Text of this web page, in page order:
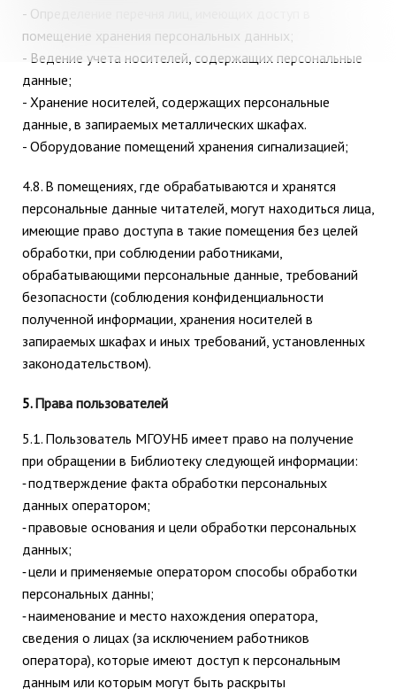
- Определение перечня лиц, имеющих доступ в
помещение хранения персональных данных;
- Ведение учета носителей, содержащих персональные
данные;
- Хранение носителей, содержащих персональные
данные, в запираемых металлических шкафах.
- Оборудование помещений хранения сигнализацией;
4.8. В помещениях, где обрабатываются и хранятся
персональные данные читателей, могут находиться лица,
имеющие право доступа в такие помещения без целей
обработки, при соблюдении работниками,
обрабатывающими персональные данные, требований
безопасности (соблюдения конфиденциальности
полученной информации, хранения носителей в
запираемых шкафах и иных требований, установленных
законодательством).
5.Права пользователей
5.1. Пользователь МГОУНБ имеет право на получение
при обращении в Библиотеку следующей информации:
-подтверждение факта обработки персональных
данных оператором;
-правовые основания и цели обработки персональных
данных;
-цели и применяемые оператором способы обработки
персональных данны;
-наименование и место нахождения оператора,
сведения о лицах (за исключением работников
оператора), которые имеют доступ к персональным
данным или которым могут быть раскрыты